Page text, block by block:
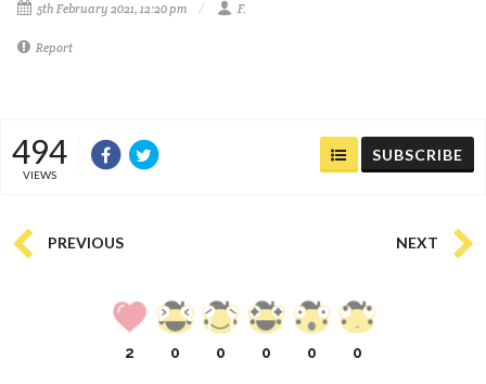
5th February 2021, 12:20 pm F.
Report
494
VIEWS
SUBSCRIBE
PREVIOUS NEXT
2 0 0 0 0 0